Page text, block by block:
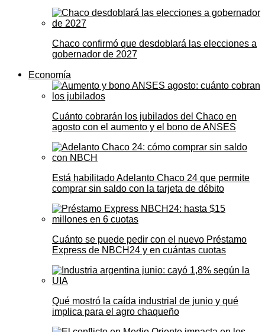
Chaco confirmó que desdoblará las elecciones a
gobernador de 2027
Economía
Cuánto cobrarán los jubilados del Chaco en
agosto con el aumento y el bono de ANSES
Está habilitado Adelanto Chaco 24 que permite
comprar sin saldo con la tarjeta de débito
Cuánto se puede pedir con el nuevo Préstamo
Express de NBCH24 y en cuántas cuotas
Qué mostró la caída industrial de junio y qué
implica para el agro chaqueño